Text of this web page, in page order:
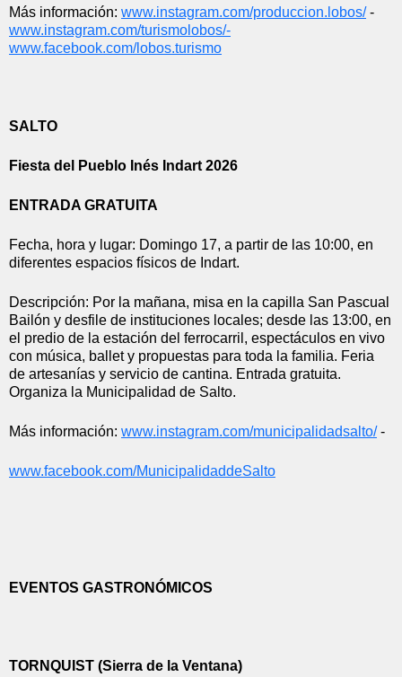
Más información: www.instagram.com/produccion. lobos/
www.instagram.com/turismolobos/-
www.facebook.com/lobos.turismo
SALTO
Fiesta del Pueblo Inés Indart 2026
ENTRADA GRATUITA
Fecha, hora y lugar: Domingo 17, a partir de las 10:00, en
diferentes espacios físicos de Indart.
Descripción: Por la mañana, misa en la capilla San Pascual
Bailón y desfile de instituciones locales; desde las 13:00, en
el predio de la estación del ferrocarril, espectáculos en vivo
con música, ballet y propuestas para toda la familia. Feria
de artesanías y servicio de cantina. Entrada gratuita.
Organiza la Municipalidad de Salto.
Más información: www.instagram.com/municipalidadsalto/ -
www.facebook.com/MunicipalidaddeSalto
EVENTOS GASTRONÓMICOS
TORNQUIST (Sierra de la Ventana)